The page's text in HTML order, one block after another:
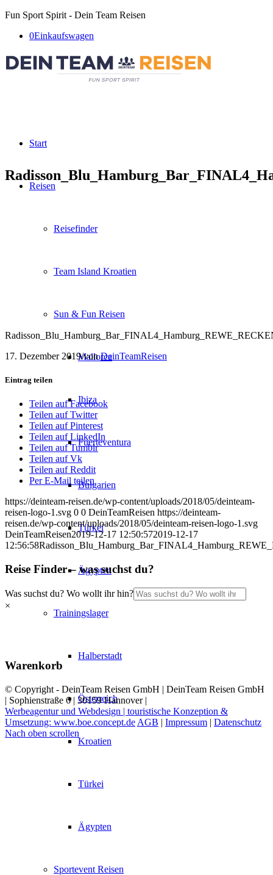
Fun Sport Spirit - Dein Team Reisen
0Einkaufswagen
Start
Reisen
Reisefinder
Team Island Kroatien
Sun & Fun Reisen
Mallorca
Ibiza
Fuerteventura
Bulgarien
Türkei
Ägypten
Trainingslager
Halberstadt
Österreich
Kroatien
Türkei
Ägypten
Sportevent Reisen
17. Dezember 2019/vonDeinTeamReisen
Eintrag teilen
Teilen auf Facebook
Teilen auf Twitter
Teilen auf Pinterest
Teilen auf LinkedIn
Teilen auf Tumblr
Teilen auf Vk
Teilen auf Reddit
Per E-Mail teilen
https://deinteam-reisen.de/wp-content/uploads/2018/05/deinteam-
reisen-logo-1.svg 0 0 DeinTeamReisen https://deinteam-
reisen.de/wp-content/uploads/2018/05/deinteam-reisen-logo-1.svg
DeinTeamReisen2019-12-17 12:50:572019-12-17
12:56:58
Reise Finder – was suchst du?
Was suchst du? Wo wollt ihr hin?
×
Warenkorb
© Copyright - DeinTeam Reisen GmbH | DeinTeam Reisen GmbH
| Sophienstraße 6 | 30159 Hannover |
Werbeagentur und Webdesign | touristische Konzeption &
Umsetzung: www.boe.concept.de AGB | Impressum | Datenschutz
Nach oben scrollen